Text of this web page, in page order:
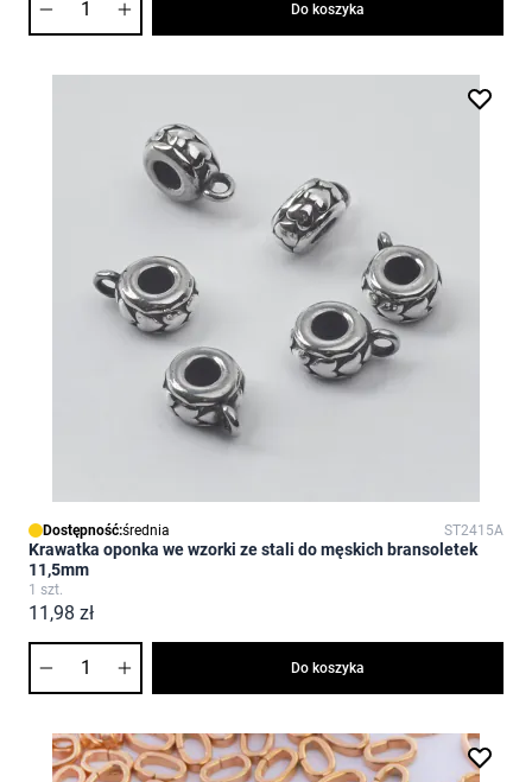
Do koszyka
Dostępność:średnia ST2415A
Krawatka oponka we wzorki ze stali do męskich bransoletek
11,5mm
1 szt.
11,98 zł
Do koszyka